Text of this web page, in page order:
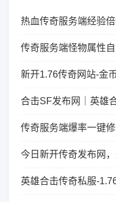
热血传奇服务端经验
传奇服务端怪物属性
新开1.76传奇网站-金
合击SF发布网｜英雄
传奇服务端爆率一键
今日新开传奇发布网
英雄合击传奇私服-